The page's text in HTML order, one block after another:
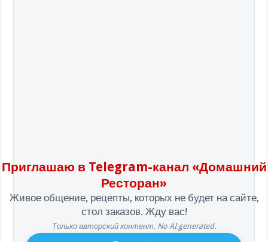
Приглашаю в Telegram-канал «Домашний
Ресторан»
Живое общение, рецепты, которых не будет на сайте,
стол заказов. Жду вас!
Только авторский контент. No AI generated.